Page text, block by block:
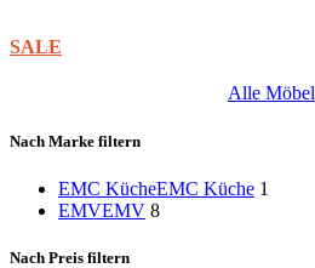
SALE
Alle Möbel
Nach Marke filtern
EMC KücheEMC Küche 1
EMVEMV 8
Nach Preis filtern